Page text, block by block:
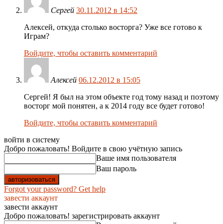
Сергей 30.11.2012 в 14:52
Алексей, откуда столько восторга? Уже все готово к
Играм?
Войдите, чтобы оставить комментарий
Алексей 06.12.2012 в 15:05
Сергей! Я был на этом объекте год тому назад и поэтому
восторг мой понятен, а к 2014 году все будет готово!
Войдите, чтобы оставить комментарий
войти в систему
Добро пожаловать! Войдите в свою учётную запись
Ваше имя пользователя
Ваш пароль
Forgot your password? Get help
завести аккаунт
завести аккаунт
Добро пожаловать! зарегистрировать аккаунт